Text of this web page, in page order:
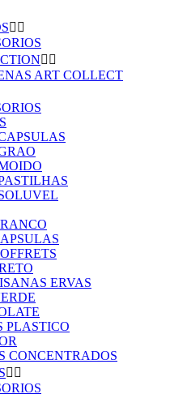
 
 
ART COLLECT
ERVAS
PLASTICO
CONCENTRADOS
 